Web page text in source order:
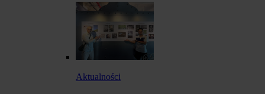
Aktualności